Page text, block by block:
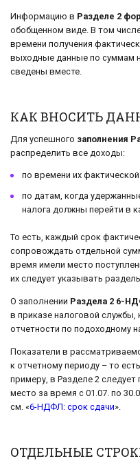
Информацию в Разделе 2
обобщенном виде. В том
времени получения
выходные данные по суммам
сведены вместе.
КАК ВНОСИТЬ
Для успешного заполнения
распределить все доходы:
по времени их
по датам, когда
налога должны перейти в
То есть, каждый срок
сопровождать отдельной
время имели место
их следует указывать
О заполнении Раздела 2 6-
в приказе налоговой
отчетности по подоходному
Показатели в
к отчетному периоду – то
примеру, в Разделе 2
место за время с 01.07. по
см. «6-НДФЛ: срок сдачи».
ОТДЕЛЬНЫЕ